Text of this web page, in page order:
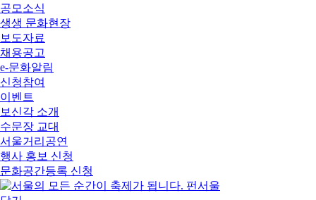
공모소식
생생 문화현장
보도자료
채용공고
e-문화알림
신청참여
이벤트
보신각 소개
수문장 교대
서울거리공연
행사 홍보 신청
문화공간등록 신청